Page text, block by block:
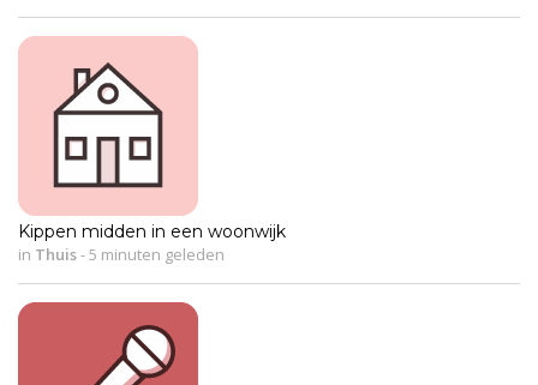
Kippen midden in een woonwijk
in Thuis-5 minuten geleden